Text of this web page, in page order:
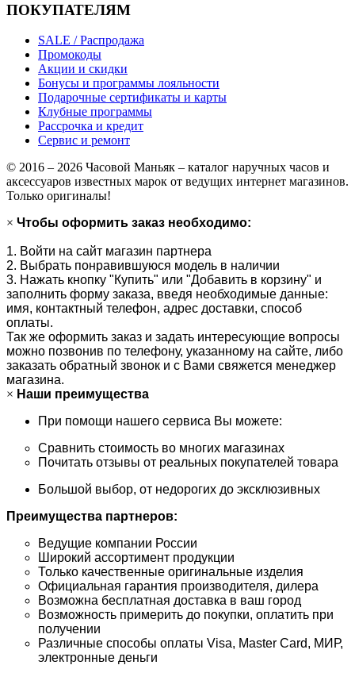
ПОКУПАТЕЛЯМ
SALE / Распродажа
Промокоды
Акции и скидки
Бонусы и программы лояльности
Подарочные сертификаты и карты
Клубные программы
Рассрочка и кредит
Сервис и ремонт
© 2016 – 2026 Часовой Маньяк – каталог наручных часов и
аксессуаров известных марок от ведущих интернет магазинов.
Только оригиналы!
× Чтобы оформить заказ необходимо:
1. Войти на сайт магазин партнера
2. Выбрать понравившуюся модель в наличии
3. Нажать кнопку "Купить" или "Добавить в корзину" и
заполнить форму заказа, введя необходимые данные:
имя, контактный телефон, адрес доставки, способ
оплаты.
Так же оформить заказ и задать интересующие вопросы
можно позвонив по телефону, указанному на сайте, либо
заказать обратный звонок и с Вами свяжется менеджер
магазина.
× Наши преимущества
При помощи нашего сервиса Вы можете:
Сравнить стоимость во многих магазинах
Почитать отзывы от реальных покупателей товара
Большой выбор, от недорогих до эксклюзивных
Преимущества партнеров:
Ведущие компании России
Широкий ассортимент продукции
Только качественные оригинальные изделия
Официальная гарантия производителя, дилера
Возможна бесплатная доставка в ваш город
Возможность примерить до покупки, оплатить при
получении
Различные способы оплаты Visa, Master Card, МИР,
электронные деньги